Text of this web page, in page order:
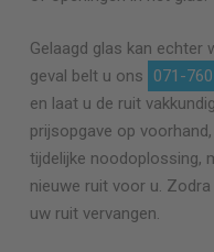
Gelaagd glas kan echter
geval belt u ons
071-
en laat u de ruit
prijsopgave op
tijdelijke noodoplossing,
nieuwe ruit voor u.
uw ruit vervangen.